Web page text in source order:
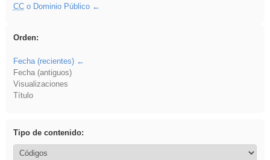
CCo Dominio Público
Orden:
Fecha (recientes)
Fecha (antiguos)
Visualizaciones
Título
Tipo de contenido: